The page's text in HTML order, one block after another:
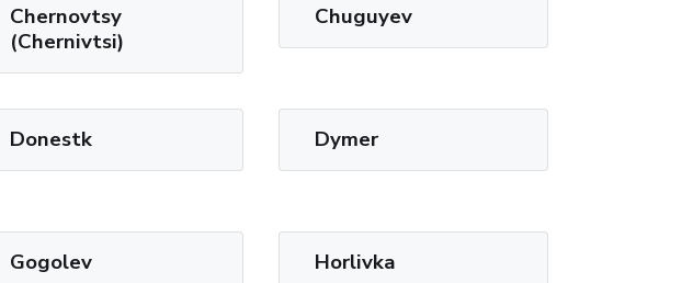
Chernovtsy
(Chernivtsi)
Chuguyev
Donestk Dymer
Gogolev Horlivka